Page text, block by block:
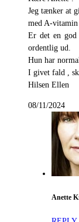
Jeg tænker at
med A-
Er det en god
ordentlig ud.
Hun har
I givet fald ,
Hilsen Ellen
08/11/2024
Anette